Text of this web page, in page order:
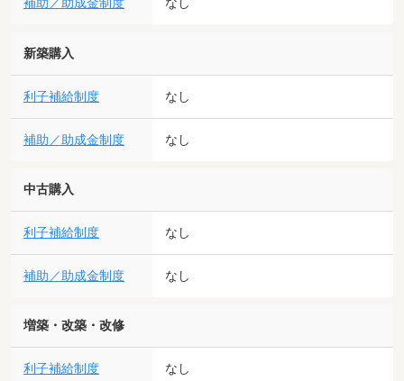
補助／助成金制度 なし
新築購入
利子補給制度 なし
補助／助成金制度 なし
中古購入
利子補給制度 なし
補助／助成金制度 なし
増築・改築・改修
利子補給制度 なし